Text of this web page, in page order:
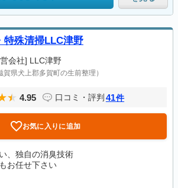
特殊清掃LLC津野
会社] LLC津野
賀県犬上郡多賀町の生前整理）
4.95 口コミ・評判 41件
お気に入りに追加
、独自の消臭技術
お任せ下さい